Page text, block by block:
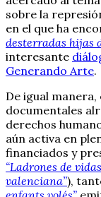
sobre la
en el que ha
desterradas hijas
interesante
Generando Arte.
De igual
documentales
derechos
aún activa en
financiados y
“Ladrones de
valenciana”),